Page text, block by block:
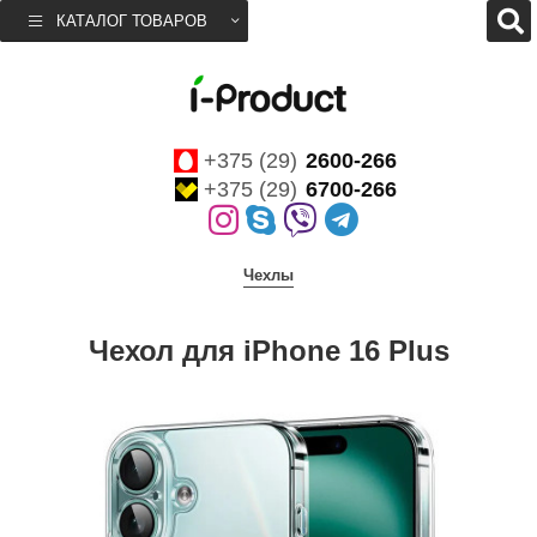
КАТАЛОГ ТОВАРОВ
+375 (29) 2600-266
+375 (29) 6700-266
Чехлы
Чехол для iPhone 16 Plus